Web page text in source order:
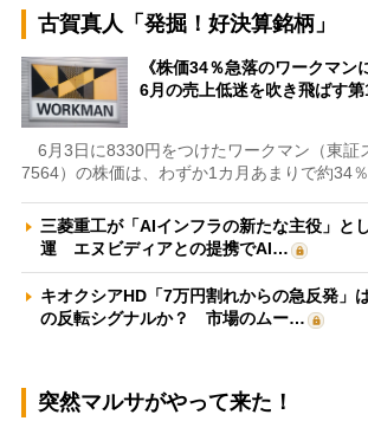
古賀真人「発掘！好決算銘柄」
《株価34％急落のワークマン
6月の売上低迷を吹き飛ばす
6月3日に8330円をつけたワークマン（東証
7564）の株価は、わずか1カ月あまりで約34
三菱重工が「AIインフラの新たな主役」と
運 エヌビディアとの提携でAI…
キオクシアHD「7万円割れからの急反発」
の反転シグナルか？ 市場のムー…
突然マルサがやって来た！